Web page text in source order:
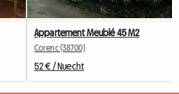
Appartement Meublé 45 M2
Corenc (38700)
52 € / Nuecht